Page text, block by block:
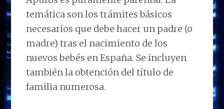
temática son los trámites básicos
necesarios que debe hacer un padre (o
madre) tras el nacimiento de los
nuevos bebés en España. Se incluyen
también la obtención del título de
familia numerosa.